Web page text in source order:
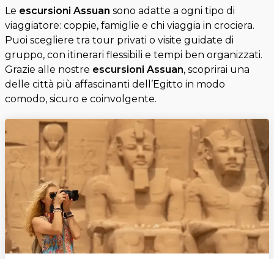
Le escursioni Assuan sono adatte a ogni tipo di
viaggiatore: coppie, famiglie e chi viaggia in crociera.
Puoi scegliere tra tour privati o visite guidate di
gruppo, con itinerari flessibili e tempi ben organizzati.
Grazie alle nostre escursioni Assuan, scoprirai una
delle città più affascinanti dell’Egitto in modo
comodo, sicuro e coinvolgente.